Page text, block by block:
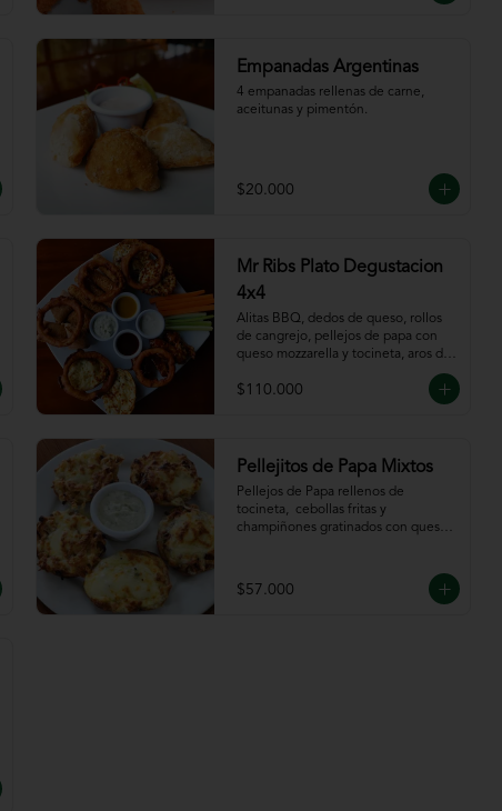
Empanadas Argentinas
4 empanadas rellenas de carne,
aceitunas y pimentón.
$20.000
Mr Ribs Plato Degustacion
4x4
Alitas BBQ, dedos de queso, rollos
de cangrejo, pellejos de papa con
queso mozzarella y tocineta, aros de
apio, acompañado de nuestras
$110.000
Pellejitos de Papa Mixtos
Pellejos de Papa rellenos de
tocineta,  cebollas fritas y
champiñones gratinados con queso
$57.000